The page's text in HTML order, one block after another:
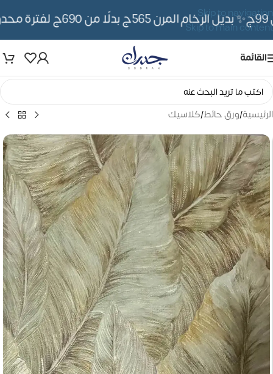
Skip to navigation
Skip to main content
✨ بديل الرخام المرن 565ج بدلًا من 690ج لفترة محدوده
القائمة
الرئيسية/ورق حائط/كلاسيك